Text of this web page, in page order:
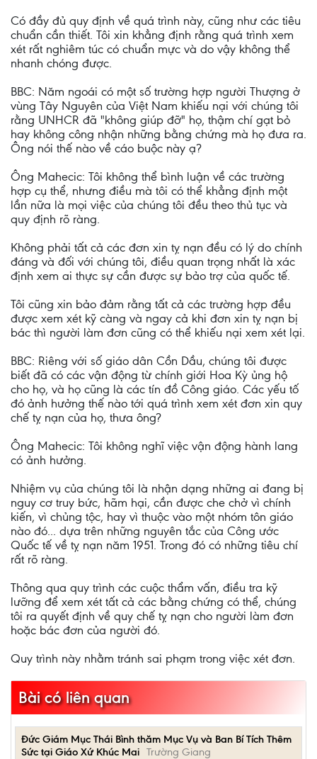
Có đầy đủ quy định về quá trình này, cũng như các tiêu
chuẩn cần thiết. Tôi xin khẳng định rằng quá trình xem
xét rất nghiêm túc có chuẩn mực và do vậy không thể
nhanh chóng được.
BBC: Năm ngoái có một số trường hợp người Thượng ở
vùng Tây Nguyên của Việt Nam khiếu nại với chúng tôi
rằng UNHCR đã "không giúp đỡ" họ, thậm chí gạt bỏ
hay không công nhận những bằng chứng mà họ đưa ra.
Ông nói thế nào về cáo buộc này ạ?
Ông Mahecic: Tôi không thể bình luận về các trường
hợp cụ thể, nhưng điều mà tôi có thể khẳng định một
lần nữa là mọi việc của chúng tôi đều theo thủ tục và
quy định rõ ràng.
Không phải tất cả các đơn xin tỵ nạn đều có lý do chính
đáng và đối với chúng tôi, điều quan trọng nhất là xác
định xem ai thực sự cần được sự bảo trợ của quốc tế.
Tôi cũng xin bảo đảm rằng tất cả các trường hợp đều
được xem xét kỹ càng và ngay cả khi đơn xin tỵ nạn bị
bác thì người làm đơn cũng có thể khiếu nại xem xét lại.
BBC: Riêng với số giáo dân Cồn Dầu, chúng tôi được
biết đã có các vận động từ chính giới Hoa Kỳ ủng hộ
cho họ, và họ cũng là các tín đồ Công giáo. Các yếu tố
đó ảnh hưởng thế nào tới quá trình xem xét đơn xin quy
chế tỵ nạn của họ, thưa ông?
Ông Mahecic: Tôi không nghĩ việc vận động hành lang
có ảnh hưởng.
Nhiệm vụ của chúng tôi là nhận dạng những ai đang bị
nguy cơ truy bức, hãm hại, cần được che chở vì chính
kiến, vì chủng tộc, hay vì thuộc vào một nhóm tôn giáo
nào đó... dựa trên những nguyên tắc của Công ước
Quốc tế về tỵ nạn năm 1951. Trong đó có những tiêu chí
rất rõ ràng.
Thông qua quy trình các cuộc thẩm vấn, điều tra kỹ
lưỡng để xem xét tất cả các bằng chứng có thể, chúng
tôi ra quyết định về quy chế tỵ nạn cho người làm đơn
hoặc bác đơn của người đó.
Quy trình này nhằm tránh sai phạm trong việc xét đơn.
Bài có liên quan
Đức Giám Mục Thái Bình thăm Mục Vụ và Ban Bí Tích Thêm
Sức tại Giáo Xứ Khúc Mai Trường Giang